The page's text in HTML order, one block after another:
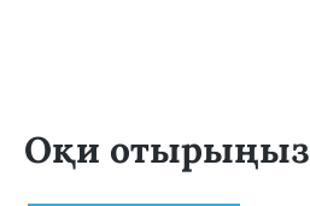
Оқи отырыңыз